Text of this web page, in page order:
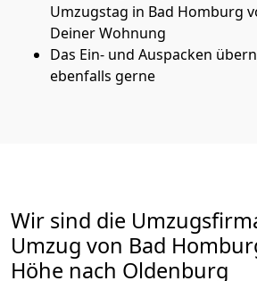
Umzugstag in Bad Homburg
Deiner Wohnung
Das Ein- und Auspacken
ebenfalls gerne
Wir sind die
Umzug von Bad
Höhe nach Oldenburg